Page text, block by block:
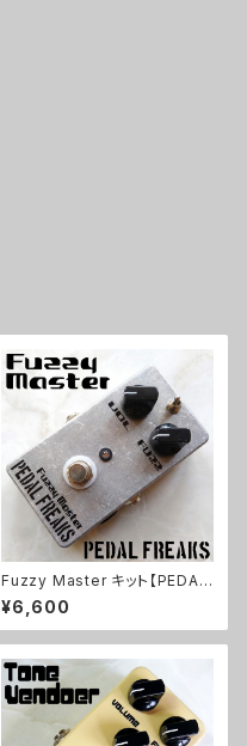
Fuzzy Master キット【PEDAL
FREAKS】
¥6,600